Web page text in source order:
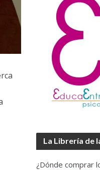
La Librería de
¿Dónde comprar